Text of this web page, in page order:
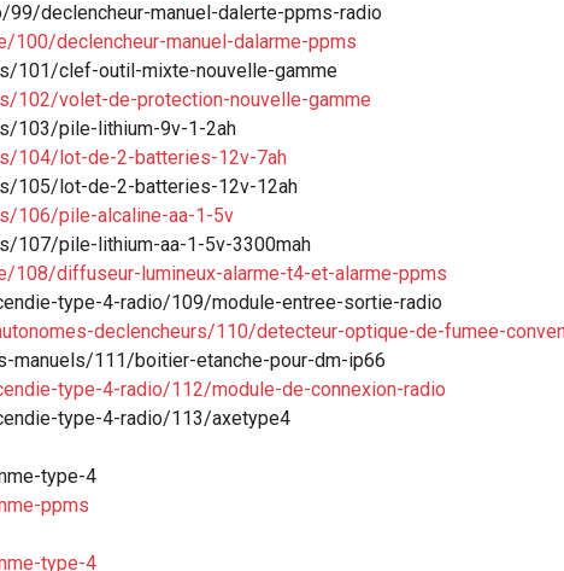
declencheur-manuel-dalerte-ppms-radio
declencheur-manuel-dalarme-ppms
101/clef-outil-mixte-nouvelle-gamme
102/volet-de-protection-nouvelle-gamme
103/pile-lithium-9v-1-2ah
104/lot-de-2-batteries-12v-7ah
105/lot-de-2-batteries-12v-12ah
106/pile-alcaline-aa-1-5v
107/pile-lithium-aa-1-5v-3300mah
diffuseur-lumineux-alarme-t4-et-alarme-ppms
type-4-radio/109/module-entree-sortie-radio
declencheurs/110/detecteur-optique-de-fumee-
manuels/111/boitier-etanche-pour-dm-ip66
type-4-radio/112/module-de-connexion-radio
type-4-radio/113/axetype4
type-4
ppms
type-4